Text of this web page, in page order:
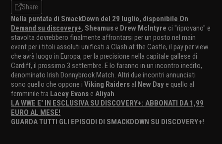
Share
Nella puntata di SmackDown del 29 luglio, disponibile On
Demand su discovery+, Sheamuse Drew McIntyre ci "riprovano" e
stavolta dovrebbero finalmente affrontarsi per un posto nel main
event per i titoli assoluti unificati a Clash at the Castle, il pay per view
che avrà luogo in Europa, per la precisione nella capitale gallese di
Cardiff, il prossimo 3 settembre. E lo faranno in un incontro inedito,
denominato Irish Donnybrook Match. Altri due incontri annunciati
sono quello che oppone i Viking Raiders al New Daye quello al
femminile tra Lacey Evanse Aliyah.
LA WWE E' IN ESCLUSIVA SU DISCOVERY+: ABBONATI DA 1,99
EURO AL MESE!
GUARDA TUTTI GLI EPISODI DI SMACKDOWN SU DISCOVERY+!